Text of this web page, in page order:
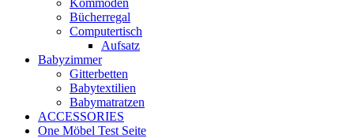
Kommoden
Bücherregal
Computertisch
Aufsatz
Babyzimmer
Gitterbetten
Babytextilien
Babymatratzen
ACCESSORIES
One Möbel Test Seite